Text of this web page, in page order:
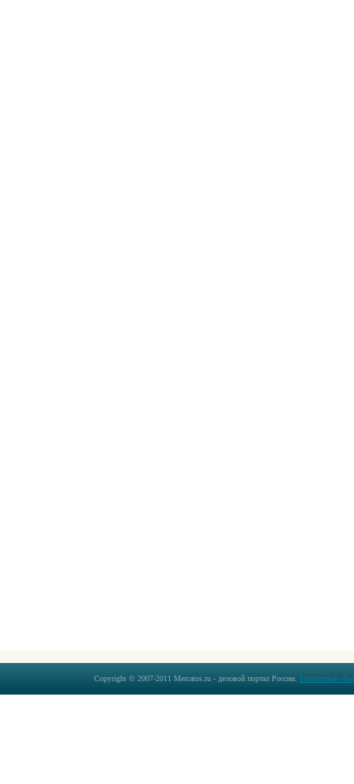
Copyright © 2007-2011 Mercatos.ru - деловой портал России. Бесплатные